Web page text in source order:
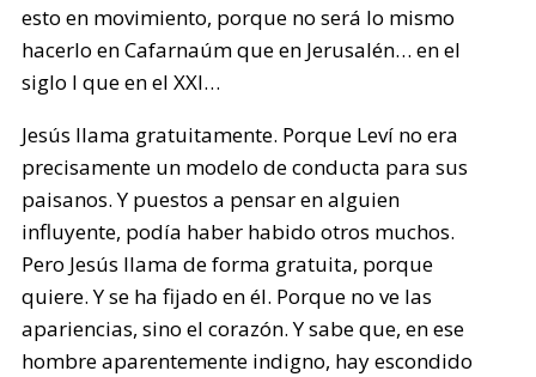
esto en movimiento, porque no será lo mismo
hacerlo en Cafarnaúm que en Jerusalén… en el
siglo I que en el XXI…
Jesús llama gratuitamente. Porque Leví no era
precisamente un modelo de conducta para sus
paisanos. Y puestos a pensar en alguien
influyente, podía haber habido otros muchos.
Pero Jesús llama de forma gratuita, porque
quiere. Y se ha fijado en él. Porque no ve las
apariencias, sino el corazón. Y sabe que, en ese
hombre aparentemente indigno, hay escondido